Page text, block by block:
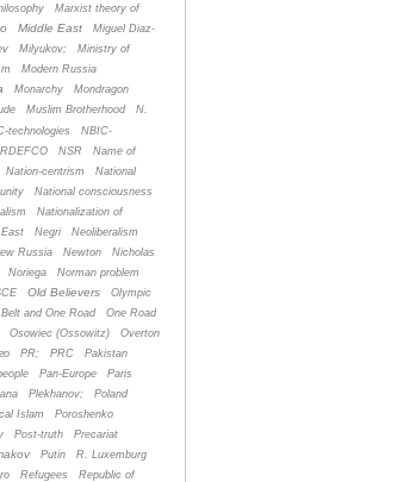
Marxist theory of
Middle East
Miguel Diaz-
Milyukov;
Ministry of
Modern Russia
Monarchy
Mondragon
Muslim Brotherhood
N.
technologies
NBIC-
NSR
Name of
Nation-centrism
National
National consciousness
Nationalization of
Negri
Neoliberalism
Russia Newton
Nicholas
Noriega
Norman problem
Old Believers
Olympic
and One Road One Road
Osowiec (Ossowitz)
Overton
PR; PRC Pakistan
Pan-Europe
Paris
Plekhanov;
Poland
Islam
Poroshenko
Post-truth Precariat
Putin
R. Luxemburg
Refugees
Republic of